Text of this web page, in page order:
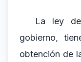
La ley
gobierno,
obtención de